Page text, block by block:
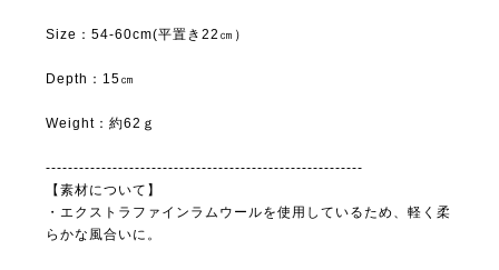
Size：54-60cm(平置き22㎝）
Depth：15㎝
Weight：約62ｇ
---------------------------------------------------------
【素材について】
・エクストラファインラムウールを使用しているため、軽く柔
らかな風合いに。